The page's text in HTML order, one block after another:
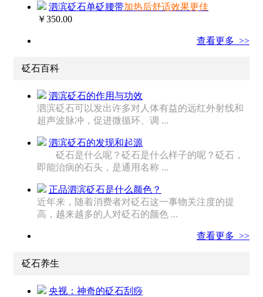
泗滨砭石单砭腰带加热后舒适效果更佳
￥350.00
查看更多 >>
砭石百科
泗滨砭石的作用与功效
泗滨砭石可以发出许多对人体有益的远红外射线和
超声波脉冲，促进微循环、调 ...
泗滨砭石的发现和起源
砭石是什么呢？砭石是什么样子的呢？砭石，
即能治病的石头，是通用名称 ...
正品泗滨砭石是什么颜色？
近年来，随着消费者对砭石这一事物关注度的提
高，越来越多的人对砭石的颜色 ...
查看更多 >>
砭石养生
央视：神奇的砭石刮痧